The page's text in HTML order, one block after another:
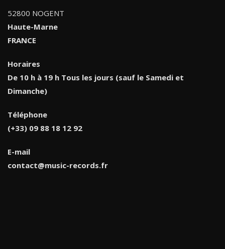
52800 NOGENT
Haute-Marne
FRANCE
Horaires
De 10 h à 19 h Tous les jours (sauf le Samedi et
Dimanche)
Téléphone
(+33) 09 88 18 12 92
E-mail
contact@music-records.fr